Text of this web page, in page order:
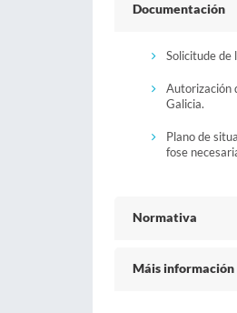
Documentación
Solicitude de
Autorización
Galicia.
Plano de
fose
Normativa
Máis información